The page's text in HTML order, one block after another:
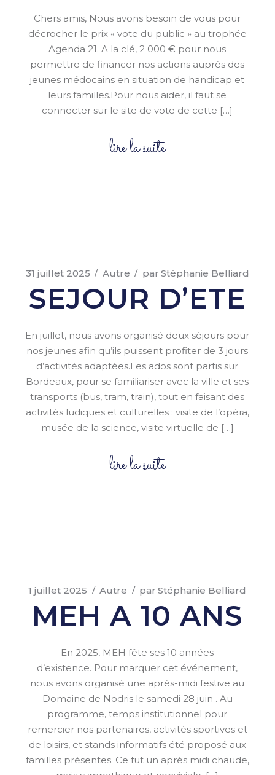
Chers amis, Nous avons besoin de vous pour
décrocher le prix « vote du public » au trophée
Agenda 21. A la clé, 2 000 € pour nous
permettre de financer nos actions auprès des
jeunes médocains en situation de handicap et
leurs familles.Pour nous aider, il faut se
connecter sur le site de vote de cette […]
lire la suite
31 juillet 2025 Autre par Stéphanie Belliard
SEJOUR D’ETE
En juillet, nous avons organisé deux séjours pour
nos jeunes afin qu’ils puissent profiter de 3 jours
d’activités adaptées.Les ados sont partis sur
Bordeaux, pour se familiariser avec la ville et ses
transports (bus, tram, train), tout en faisant des
activités ludiques et culturelles : visite de l’opéra,
musée de la science, visite virtuelle de […]
lire la suite
1 juillet 2025 Autre par Stéphanie Belliard
MEH A 10 ANS
En 2025, MEH fête ses 10 années
d’existence. Pour marquer cet événement,
nous avons organisé une après-midi festive au
Domaine de Nodris le samedi 28 juin . Au
programme, temps institutionnel pour
remercier nos partenaires, activités sportives et
de loisirs, et stands informatifs été proposé aux
familles présentes. Ce fut un après midi chaude,